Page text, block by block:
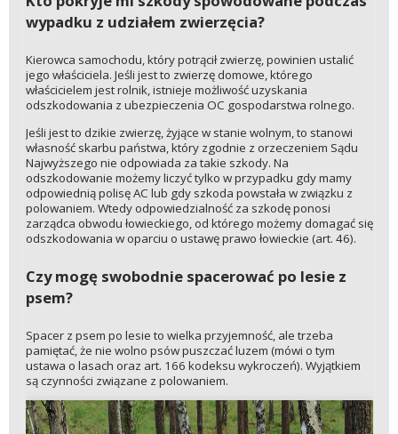
wypadku z udziałem zwierzęcia?
Kierowca samochodu, który potrącił zwierzę, powinien ustalić
jego właściciela. Jeśli jest to zwierzę domowe, którego
właścicielem jest rolnik, istnieje możliwość uzyskania
odszkodowania z ubezpieczenia OC gospodarstwa rolnego.
Jeśli jest to dzikie zwierzę, żyjące w stanie wolnym, to stanowi
własność skarbu państwa, który zgodnie z orzeczeniem Sądu
Najwyższego nie odpowiada za takie szkody. Na
odszkodowanie możemy liczyć tylko w przypadku gdy mamy
odpowiednią polisę AC lub gdy szkoda powstała w związku z
polowaniem. Wtedy odpowiedzialność za szkodę ponosi
zarządca obwodu łowieckiego, od którego możemy domagać się
odszkodowania w oparciu o ustawę prawo łowieckie (art. 46).
Czy mogę swobodnie spacerować po lesie z
psem?
Spacer z psem po lesie to wielka przyjemność, ale trzeba
pamiętać, że nie wolno psów puszczać luzem (mówi o tym
ustawa o lasach oraz art. 166 kodeksu wykroczeń). Wyjątkiem
są czynności związane z polowaniem.